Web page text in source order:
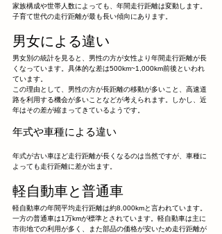
家族構成や世帯人数によっても、年間走行距離は変動します。
子育て世代の走行距離が最も長い傾向にあります。
男女による違い
男女別の統計を見ると、男性の方が女性より年間走行距離が長
くなっています。具体的な差は500km~1,000km前後といわれ
ています。
この理由として、男性の方が長距離の移動が多いこと、高速道
路を利用する機会が多いことなどが考えられます。しかし、近
年はその差が縮まってきているようです。
年式や車種による違い
年式が古い車ほど走行距離が長くなるのは当然ですが、車種に
よっても走行距離に差が出ます。
軽自動車と普通車
軽自動車の年間平均走行距離は約8,000kmと言われています。
一方の普通車は1万kmが標準とされています。軽自動車は主に
市街地での利用が多く、また部品の価格が安いため走行距離が